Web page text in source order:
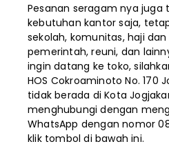
Pesanan seragam nya
kebutuhan kantor saja,
sekolah, komunitas, haji
pemerintah, reuni, dan
ingin datang ke toko,
HOS Cokroaminoto No. 170
tidak berada di Kota
menghubungi dengan
WhatsApp dengan nomor
klik tombol di bawah ini.